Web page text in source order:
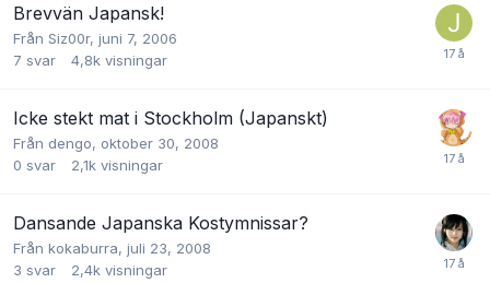
Brevvän Japansk!
Från Siz00r, juni 7, 2006
7 svar 4,8k visningar
Icke stekt mat i Stockholm (Japanskt)
Från dengo, oktober 30, 2008
0 svar 2,1k visningar
Dansande Japanska Kostymnissar?
Från kokaburra, juli 23, 2008
3 svar 2,4k visningar